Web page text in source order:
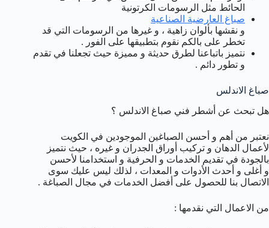
الحائط مثل الرسومات الكرتونية
صباغ العارضية الصناعية
و نقشها بألوان زاهية ، و غيرها من الرسومات التي قد
تخطر على بالكم نقوم بتطبيقها على الفور .
نتميز باتباعنا لطرق حديثة و مميزة حيث تجعلنا في تقدم
و تطور دائم .
صباغ الاندلس
هل تبحث عن أشطر فني صباغ الاندلس ؟
نعتبر من أهم و أحسن الصباغين الموجودين في الكويت
لأعمال الدهان و تركيب أوراق الجدران و غيره ، حيث نتميز
بالجودة في تقديم الخدمات و الحرفية و استخدامنا لأحسن
و أغلى و أحدث الأدوات و المعدات ، لذلك ليس عليك سوى
الاتصال بنا للحصول على أفضل الخدمات في مجال الصباغة .
من الاعمال التي نقدمها :